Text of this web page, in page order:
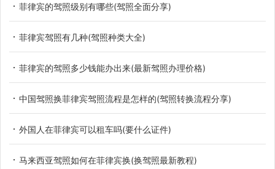
菲律宾的驾照级别有哪些(驾照全面分享)
菲律宾驾照有几种(驾照种类大全)
菲律宾的驾照多少钱能办出来(最新驾照办理价格)
中国驾照换菲律宾驾照流程是怎样的(驾照转换流程分享)
外国人在菲律宾可以租车吗(要什么证件)
马来西亚驾照如何在菲律宾换(换驾照最新教程)